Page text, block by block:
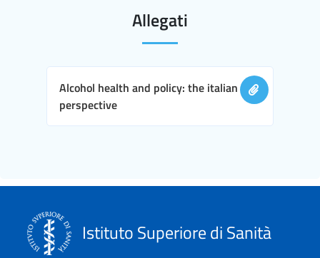
Allegati
Alcohol health and policy: the italian
perspective
Istituto Superiore di Sanità